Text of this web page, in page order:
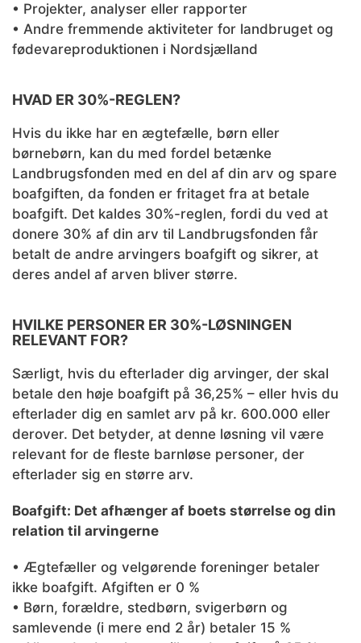
• Projekter, analyser eller rapporter
• Andre fremmende aktiviteter for landbruget og
fødevareproduktionen i Nordsjælland
HVAD ER 30%-REGLEN?
Hvis du ikke har en ægtefælle, børn eller
børnebørn, kan du med fordel betænke
Landbrugsfonden med en del af din arv og spare
boafgiften, da fonden er fritaget fra at betale
boafgift. Det kaldes 30%-reglen, fordi du ved at
donere 30% af din arv til Landbrugsfonden får
betalt de andre arvingers boafgift og sikrer, at
deres andel af arven bliver større.
HVILKE PERSONER ER 30%-LØSNINGEN
RELEVANT FOR?
Særligt, hvis du efterlader dig arvinger, der skal
betale den høje boafgift på 36,25% – eller hvis du
efterlader dig en samlet arv på kr. 600.000 eller
derover. Det betyder, at denne løsning vil være
relevant for de fleste barnløse personer, der
efterlader sig en større arv.
Boafgift: Det afhænger af boets størrelse og din
relation til arvingerne
• Ægtefæller og velgørende foreninger betaler
ikke boafgift. Afgiften er 0 %
• Børn, forældre, stedbørn, svigerbørn og
samlevende (i mere end 2 år) betaler 15 %